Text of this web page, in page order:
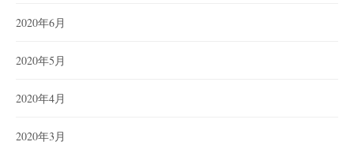
2020年6月
2020年5月
2020年4月
2020年3月